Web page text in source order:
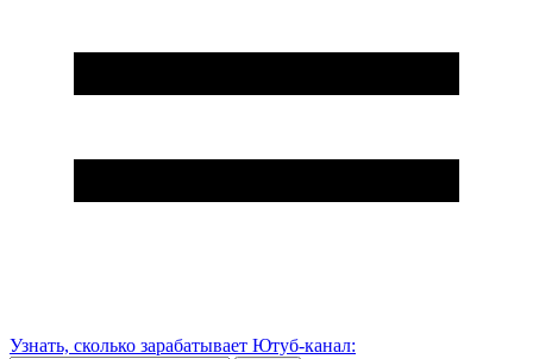
Узнать, сколько зарабатывает Ютуб-канал: